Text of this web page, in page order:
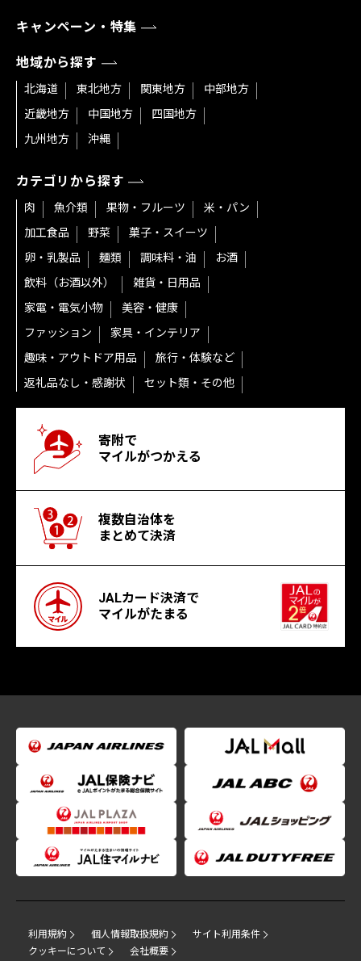
キャンペーン・特集
地域から探す
北海道 東北地方 関東地方
中部地方
近畿地方
中国地方
四国地方
九州地方
沖縄
カテゴリから探す
肉 魚介類 果物・フルーツ
米・パン
加工食品
野菜
菓子・スイーツ
卵・乳製品
麺類 調味料・油
お酒
飲料（お酒以外）
雑貨・日用品
家電・電気小物
美容・健康
ファッション
家具・インテリア
趣味・アウトドア用品
旅行・体験など
返礼品なし・感謝状
セット類・その他
寄附で
マイルがつかえる
複数自治体を
まとめて決済
JALカード決済で
マイルがたまる
利用規約 個人情報取扱規約
サイト利用条件
クッキーについて
会社概要